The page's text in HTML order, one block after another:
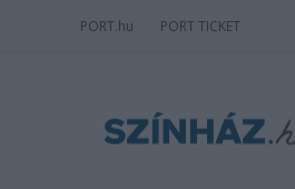
PORT.hu PORT TICKET